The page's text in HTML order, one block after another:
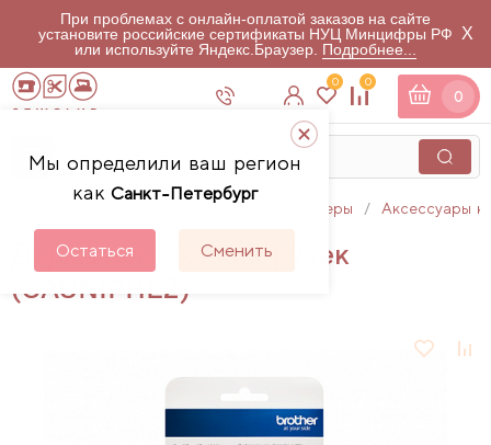
При проблемах с онлайн-оплатой заказов на сайте
установите российские сертификаты НУЦ Минцифры РФ
или используйте Яндекс.Браузер. Подробнее...
X
Мы определили ваш регион
как Санкт-Петербург
Остаться Сменить
0 0
0
Раскройные плоттеры Аксессуары к
Держатель тонких ручек
(CAUNIPHL2)